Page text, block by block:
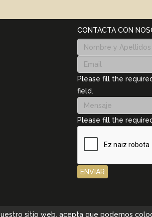
CONTACTA CON
Please fill the
field.
Please fill the
ENVIAR
sitio web, acepta que podemos